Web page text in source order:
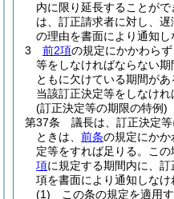
内に限り延長することがで
は、訂正請求者に対し、
の理由を書面により通知し
3
前2項の規定にかかわら
等をしなければならない
ともに欠けている期間があ
当該訂正決定等をしなけれ
(訂正決定等の期限の特例)
第37条
議長は、訂正決定
ときは、 前条の規定にか
定等をすれば足りる。
この
項に規定する期間内に、
項を書面により通知しなけ
(1)
この条の規定を適用